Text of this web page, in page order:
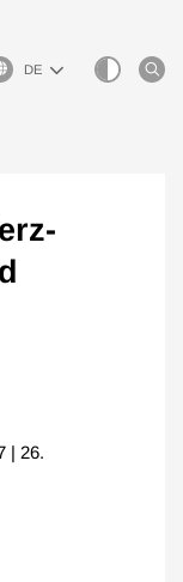
| 26.